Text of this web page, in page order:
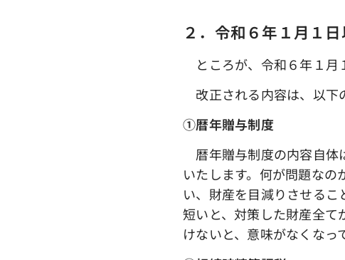
２．令和６年１月１
ところが、令和６年１月
改正される内容は、以下
①暦年贈与制度
暦年贈与制度の内容自体
いたします。何が問題な
い、財産を目減りさせる
短いと、対策した財産全て
けないと、意味がなくなっ